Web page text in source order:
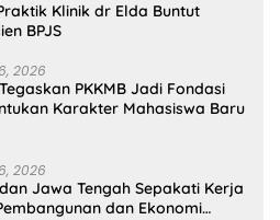
Klinik dr Elda Buntut
BPJS
2026
PKKMB Jadi Fondasi
Karakter Mahasiswa Baru
2026
Jawa Tengah Sepakati Kerja
dan Ekonomi